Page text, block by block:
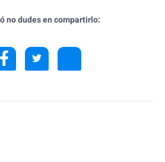
no dudes en compartirlo: